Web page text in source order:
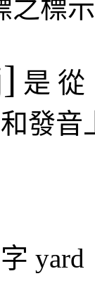
之標
是 從
發音
yard